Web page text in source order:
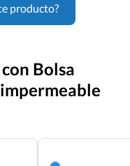
producto?
Bolsa